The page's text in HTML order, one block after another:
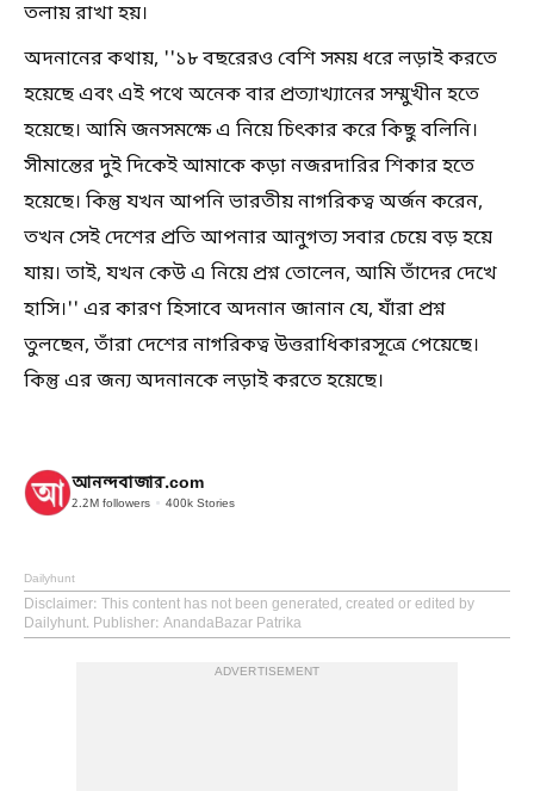
তলায় রাখা হয়।
অদনানের কথায়, ''১৮ বছরেরও বেশি সময় ধরে লড়াই করতে
হয়েছে এবং এই পথে অনেক বার প্রত্যাখ্যানের সম্মুখীন হতে
হয়েছে। আমি জনসমক্ষে এ নিয়ে চিৎকার করে কিছু বলিনি।
সীমান্তের দুই দিকেই আমাকে কড়া নজরদারির শিকার হতে
হয়েছে। কিন্তু যখন আপনি ভারতীয় নাগরিকত্ব অর্জন করেন,
তখন সেই দেশের প্রতি আপনার আনুগত্য সবার চেয়ে বড় হয়ে
যায়। তাই, যখন কেউ এ নিয়ে প্রশ্ন তোলেন, আমি তাঁদের দেখে
হাসি।'' এর কারণ হিসাবে অদনান জানান যে, যাঁরা প্রশ্ন
তুলছেন, তাঁরা দেশের নাগরিকত্ব উত্তরাধিকারসূত্রে পেয়েছে।
কিন্তু এর জন্য অদনানকে লড়াই করতে হয়েছে।
আনন্দবাজার.com
2.2M followers 400k Stories
Dailyhunt
Disclaimer: This content has not been generated, created or edited by
Dailyhunt. Publisher: AnandaBazar Patrika
ADVERTISEMENT